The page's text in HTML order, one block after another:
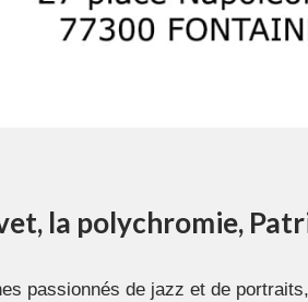
la polychromie,
passionnés de jazz et de